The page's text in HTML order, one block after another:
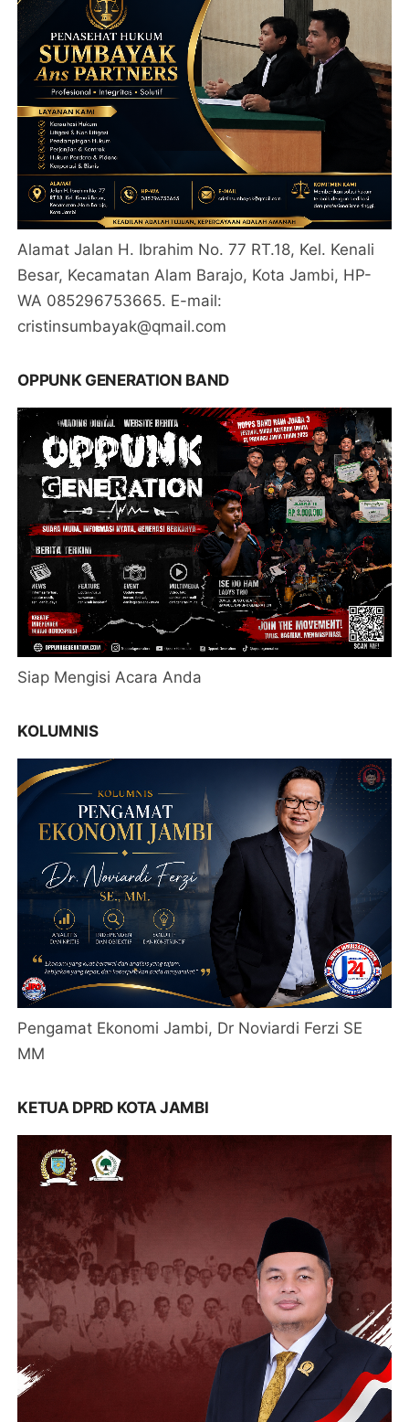
Alamat Jalan H. Ibrahim No. 77 RT.18, Kel. Kenali
Besar, Kecamatan Alam Barajo, Kota Jambi, HP-
WA 085296753665. E-mail:
cristinsumbayak@qmail.com
OPPUNK GENERATION BAND
Siap Mengisi Acara Anda
KOLUMNIS
Pengamat Ekonomi Jambi, Dr Noviardi Ferzi SE
MM
KETUA DPRD KOTA JAMBI